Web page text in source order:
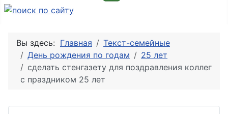
Вы здесь: Главная
Текст-семейные
День рождения по годам
25 лет
сделать стенгазету для поздравления коллег
с праздником 25 лет